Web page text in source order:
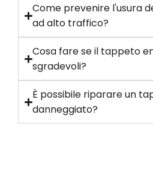
Come prevenire l'usura
ad alto traffico?
Cosa fare se il tappeto
sgradevoli?
È possibile riparare un
danneggiato?